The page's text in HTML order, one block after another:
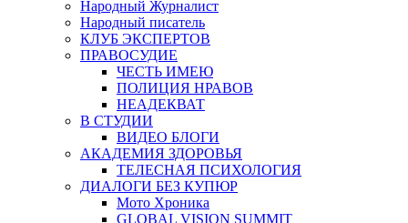
Народный Журналист
Народный писатель
КЛУБ ЭКСПЕРТОВ
ПРАВОСУДИЕ
ЧЕСТЬ ИМЕЮ
ПОЛИЦИЯ НРАВОВ
НЕАДЕКВАТ
В СТУДИИ
ВИДЕО БЛОГИ
АКАДЕМИЯ ЗДОРОВЬЯ
ТЕЛЕСНАЯ ПСИХОЛОГИЯ
ДИАЛОГИ БЕЗ КУПЮР
Мото Хроника
GLOBAL VISION SUMMIT